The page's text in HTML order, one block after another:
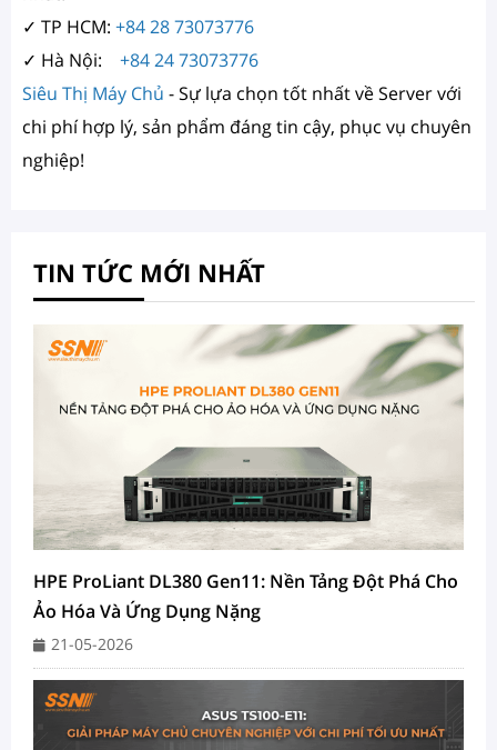
✓ TP HCM: +84 28 73073776
✓ Hà Nội: +84 24 73073776
Siêu Thị Máy Chủ - Sự lựa chọn tốt nhất về Server với
chi phí hợp lý, sản phẩm đáng tin cậy, phục vụ chuyên
nghiệp!
TIN TỨC MỚI NHẤT
HPE ProLiant DL380 Gen11: Nền Tảng Đột Phá Cho
Ảo Hóa Và Ứng Dụng Nặng
21-05-2026